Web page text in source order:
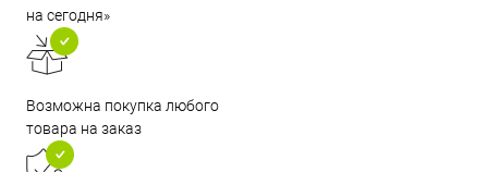
на сегодня»
Возможна покупка любого
товара на заказ